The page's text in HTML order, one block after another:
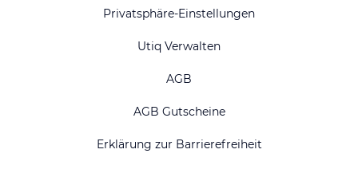
Privatsphäre-Einstellungen
Utiq Verwalten
AGB
AGB Gutscheine
Erklärung zur Barrierefreiheit